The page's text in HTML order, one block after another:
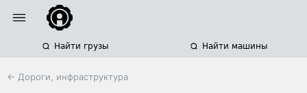
Найти грузы Найти машины
← Дороги, инфраструктура